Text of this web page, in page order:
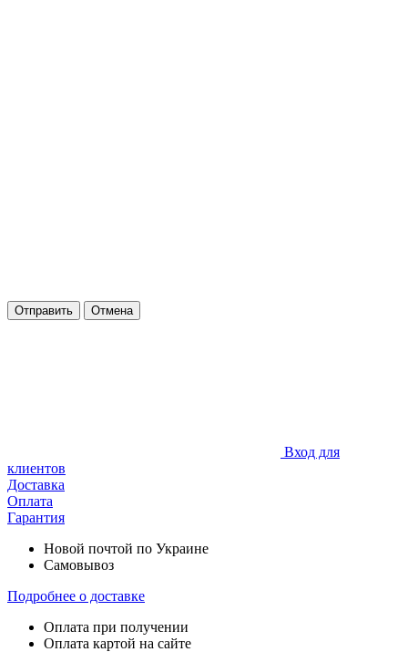
Отправить Отмена
Вход для
клиентов
Доставка
Оплата
Гарантия
Новой почтой по Украине
Самовывоз
Подробнее о доставке
Оплата при получении
Оплата картой на сайте